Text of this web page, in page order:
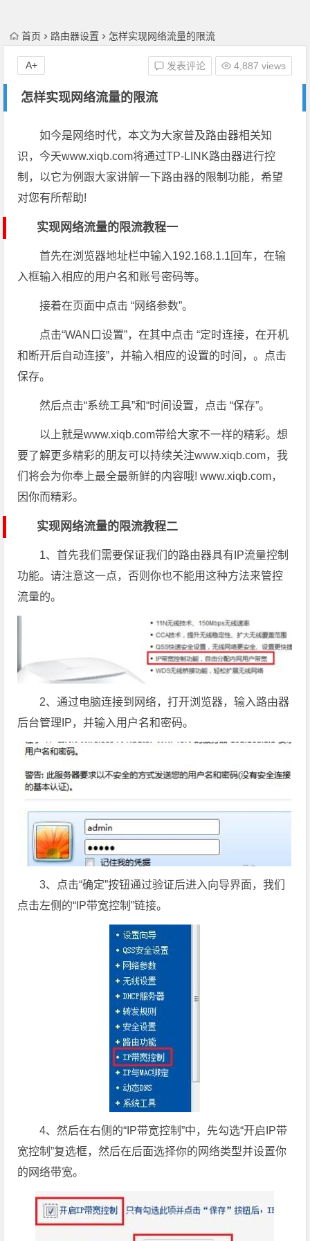
首页 路由器设置 怎样实现网络流量的限流
怎样实现网络流量的限流
发表评论 4,887 views
A+
如今是网络时代，本文为大家普及路由器相关知
识，今天www.xiqb.com将通过TP-LINK路由器进行控
制，以它为例跟大家讲解一下路由器的限制功能，希望
对您有所帮助!
实现网络流量的限流教程一
首先在浏览器地址栏中输入192.168.1.1回车，在输
入框输入相应的用户名和账号密码等。
接着在页面中点击 “网络参数”。
点击“WAN口设置”，在其中点击 “定时连接，在开机
和断开后自动连接”，并输入相应的设置的时间，。点击
保存。
然后点击“系统工具”和“时间设置，点击 “保存”。
以上就是www.xiqb.com带给大家不一样的精彩。想
要了解更多精彩的朋友可以持续关注www.xiqb.com，我
们将会为你奉上最全最新鲜的内容哦! www.xiqb.com，
因你而精彩。
实现网络流量的限流教程二
1、首先我们需要保证我们的路由器具有IP流量控制
功能。请注意这一点，否则你也不能用这种方法来管控
流量的。
2、通过电脑连接到网络，打开浏览器，输入路由器
后台管理IP，并输入用户名和密码。
3、点击“确定”按钮通过验证后进入向导界面，我们
点击左侧的“IP带宽控制”链接。
4、然后在右侧的“IP带宽控制”中，先勾选“开启IP带
宽控制”复选框，然后在后面选择你的网络类型并设置你
的网络带宽。